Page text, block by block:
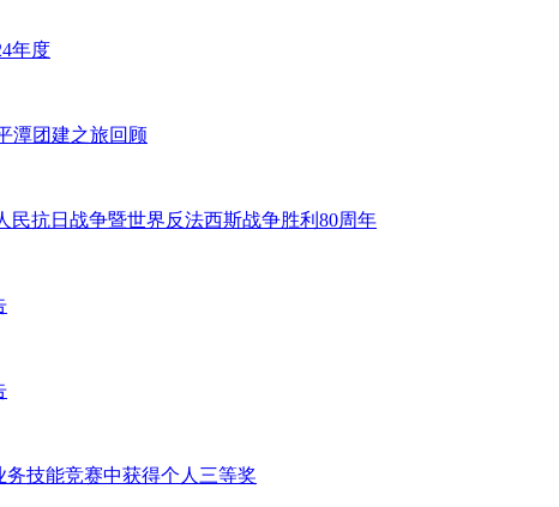
年度
潭团建之旅回顾
民抗日战争暨世界反法西斯战争胜利80周年
技能竞赛中获得个人三等奖